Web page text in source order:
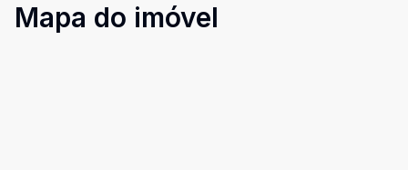
Mapa do imóvel